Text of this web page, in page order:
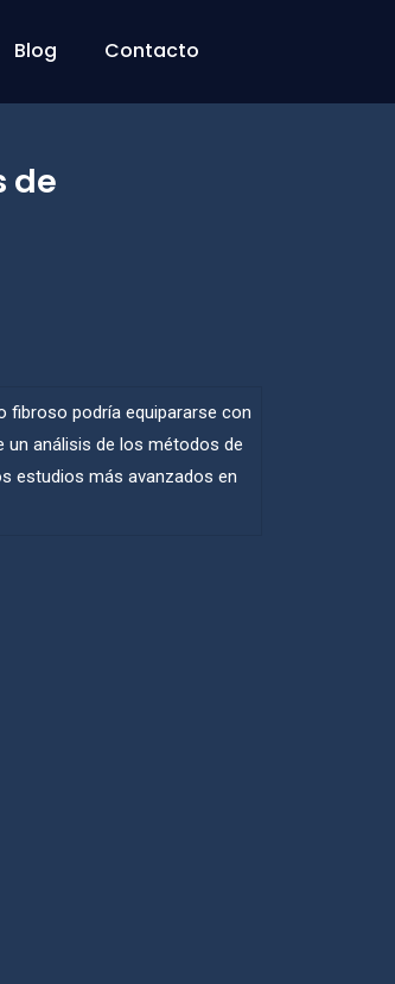
Blog Contacto
de
fibroso podría equipararse con
un análisis de los métodos de
estudios más avanzados en